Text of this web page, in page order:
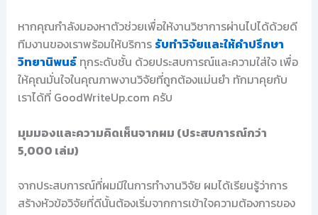
หากคุณกำลังมองหาตัวช่วยเพื่อให้งานวิชาการผ่านไปได้ด้วยดี
ทีมงานของเราพร้อมให้บริการ รับทำวิจัยและให้คำปรึกษา
วิทยานิพนธ์ทุกระดับชั้น ด้วยประสบการณ์และความใส่ใจ เพื่อ
ให้คุณมั่นใจในคุณภาพงานวิจัยที่ถูกต้องแม่นยำ ทักมาคุยกับ
เราได้ที่ GoodWriteUp.com ครับ
มุมมองและความคิดเห็นจากผม (ประสบการณ์กว่า
5,000 เล่ม)
จากประสบการณ์ที่ผมมีในการทำงานวิจัย ผมได้เรียนรู้ว่าการ
สร้างหัวข้อวิจัยที่ดีนั้นต้องเริ่มจากการเข้าใจความต้องการของ